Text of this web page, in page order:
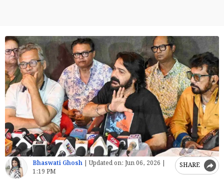
Bhaswati Ghosh |Updated on: Jun 06, 2026 |
1:19 PM
SHARE